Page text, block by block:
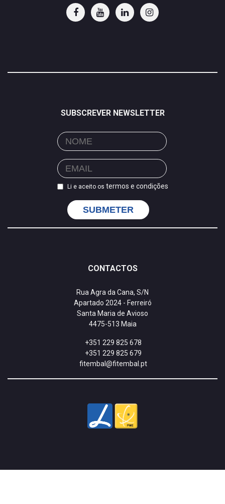
SUBSCREVER NEWSLETTER
Li e aceito os termos e condições
SUBMETER
CONTACTOS
Rua Agra da Cana, S/N
Apartado 2024 - Ferreiró
Santa Maria de Avioso
4475-513 Maia
+351 229 825 678
+351 229 825 679
fitembal@fitembal.pt